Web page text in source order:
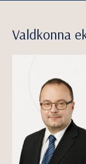
Valdkonna